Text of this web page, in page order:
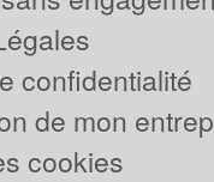
confidentialité
de mon
cookies